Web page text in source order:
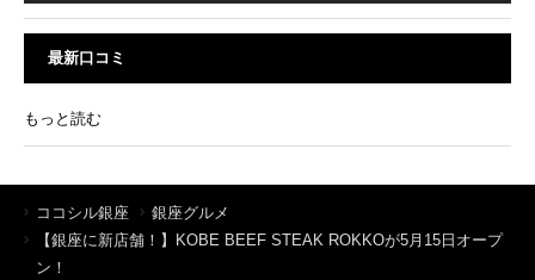
最新口コミ
もっと読む
ココシル銀座
銀座グルメ
【銀座に新店舗！】KOBE BEEF STEAK ROKKOが5月15日オープ
ン！